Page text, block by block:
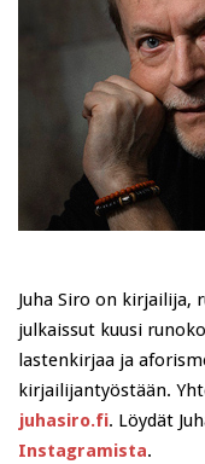
Juha Siro on kirjailija,
julkaissut kuusi
lastenkirjaa ja
kirjailijantyöstään.
juhasiro.fi. Löydät
Instagramista.